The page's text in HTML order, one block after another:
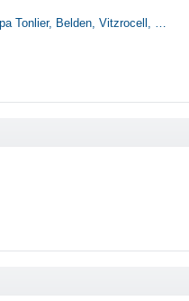
Tonlier, Belden, Vitzrocell, …